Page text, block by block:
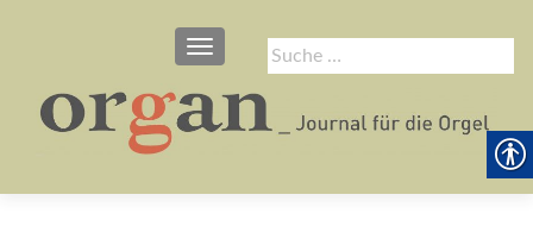
Suche
nach:
SCHALTE NAVIGATION